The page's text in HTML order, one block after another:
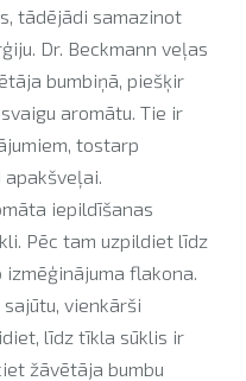
tādējādi samazinot
Dr. Beckmann veļas
bumbiņā, piešķir
aromātu. Tie ir
tostarp
iepildīšanas
Pēc tam uzpildiet līdz
flakona.
vienkārši
līdz tīkla sūklis ir
žāvētāja bumbu